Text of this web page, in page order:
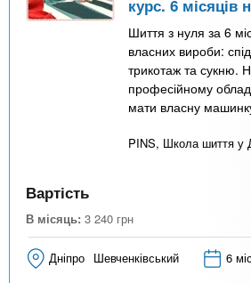
курс. 6 місяців
Шиття з нуля за 6
власних вироби:
трикотаж та сукню.
професійному
мати власну
PINS, Школа шиття у
Вартість
В місяць: 3 240 грн
Дніпро Шевченківський 6